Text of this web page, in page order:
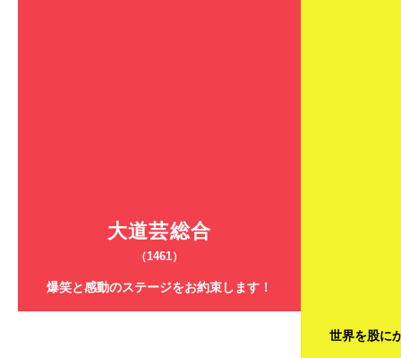
大道芸総合
（1461）
爆笑と感動のステージをお約束します！
世界を股に